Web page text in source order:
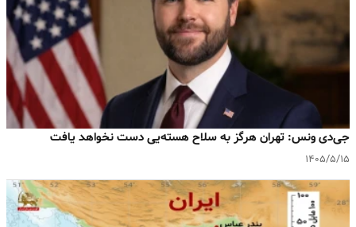
جی‌دی ونس: تهران هرگز به سلاح هسته‌یی دست نخواهد یافت
۱۴۰۵/۵/۱۵